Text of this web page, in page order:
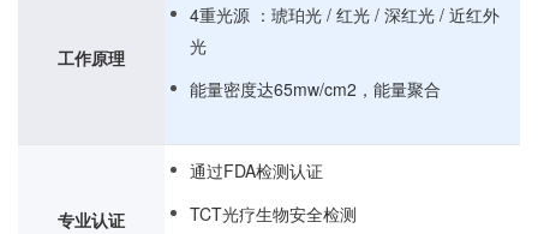
工作原理
4重光源 ：琥珀光 / 红光 / 深红光 / 近红外
光
能量密度达65mw/cm2，能量聚合
专业认证
通过FDA检测认证
TCT光疗生物安全检测